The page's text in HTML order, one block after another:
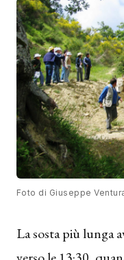
Foto di Giuseppe
La sosta più lunga